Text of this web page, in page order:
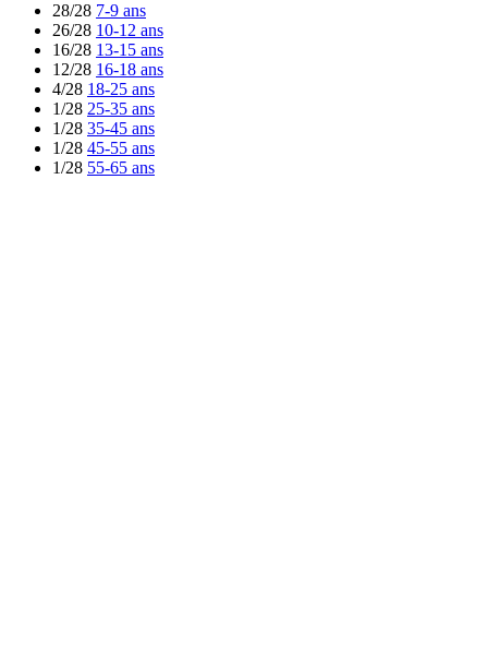
28/28 7-9 ans
26/28 10-12 ans
16/28 13-15 ans
12/28 16-18 ans
4/28 18-25 ans
1/28 25-35 ans
1/28 35-45 ans
1/28 45-55 ans
1/28 55-65 ans